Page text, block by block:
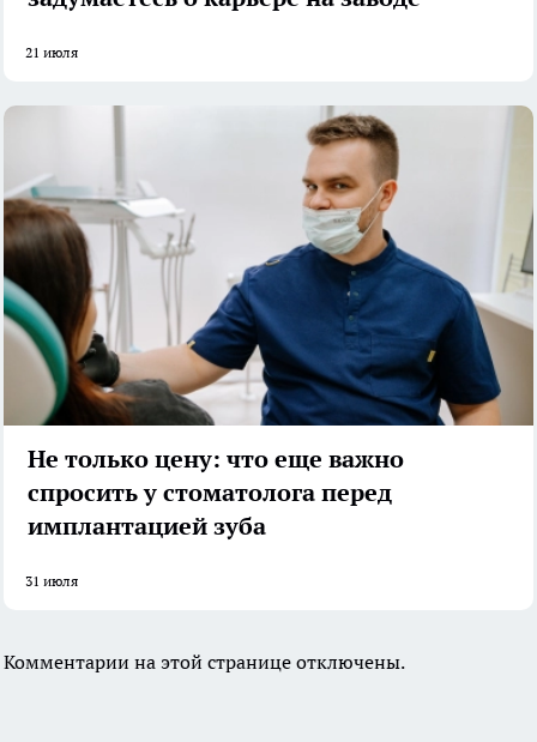
21 июля
Не только цену: что еще важно
спросить у стоматолога перед
имплантацией зуба
31 июля
Комментарии на этой странице отключены.